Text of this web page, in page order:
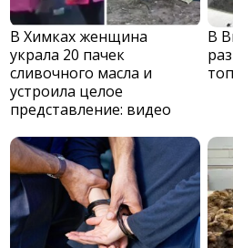
В Химках женщина
украла 20 пачек
сливочного масла и
устроила целое
представление: видео
В